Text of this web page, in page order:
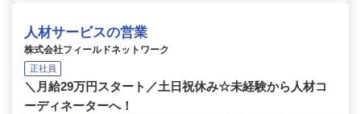
人材サービスの営業
株式会社フィールドネットワーク
正社員
＼月給29万円スタート／土日祝休み☆未経験から人材コ
ーディネーターへ！